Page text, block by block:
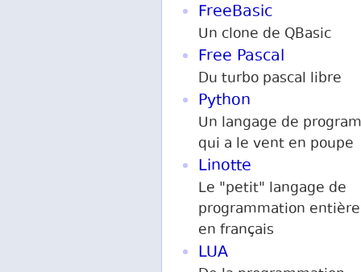
FreeBasic
Un clone de QBasic
Free Pascal
Du turbo pascal libre
Python
Un langage de
qui a le vent en poupe
Linotte
Le "petit" langage de
programmation
en français
LUA